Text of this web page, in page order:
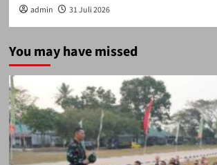
admin 31 Juli 2026
You may have missed